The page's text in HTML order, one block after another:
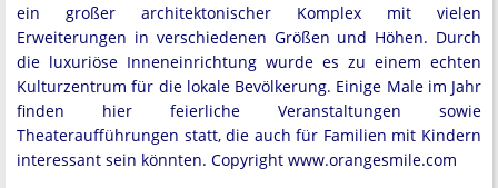
ein großer architektonischer Komplex mit vielen
Erweiterungen in verschiedenen Größen und Höhen. Durch
die luxuriöse Inneneinrichtung wurde es zu einem echten
Kulturzentrum für die lokale Bevölkerung. Einige Male im Jahr
finden hier feierliche Veranstaltungen sowie
Theateraufführungen statt, die auch für Familien mit Kindern
interessant sein könnten. Copyright www.orangesmile.com